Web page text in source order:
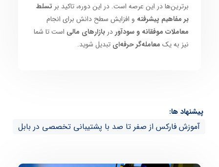
برترین‌ها در این عرصه است. در این دوره، تاکید بر تسلط
بر مفاهیم پیشرفته و افزایش سطح دانش برای انجام
معاملات موفقانه و سودآور دربازارهای مالی است تا شما
نیز به یک معامله‌گر حرفه‌ای تبدیل شوید.
پیشنهاد ها:
آموزش فارکس از صفر تا صد با پشتیبانی تخصصی در بابل